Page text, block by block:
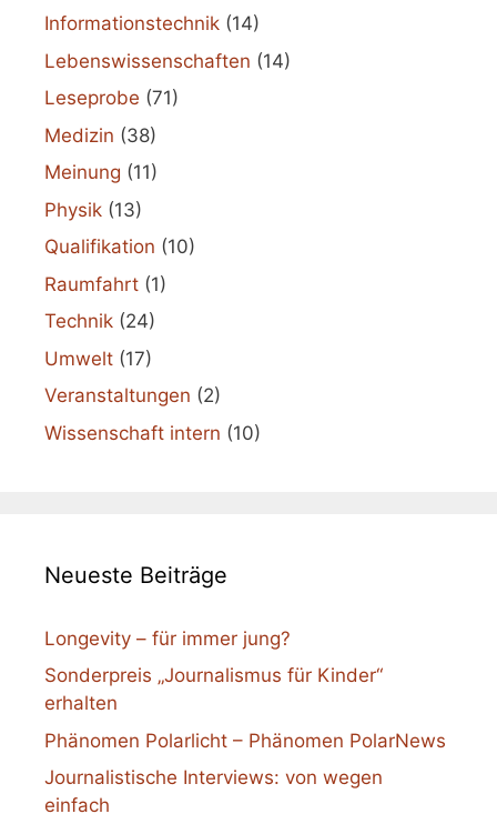
Informationstechnik (14)
Lebenswissenschaften (14)
Leseprobe (71)
Medizin (38)
Meinung (11)
Physik (13)
Qualifikation (10)
Raumfahrt (1)
Technik (24)
Umwelt (17)
Veranstaltungen (2)
Wissenschaft intern (10)
Neueste Beiträge
Longevity – für immer jung?
Sonderpreis „Journalismus für Kinder“
erhalten
Phänomen Polarlicht – Phänomen PolarNews
Journalistische Interviews: von wegen
einfach